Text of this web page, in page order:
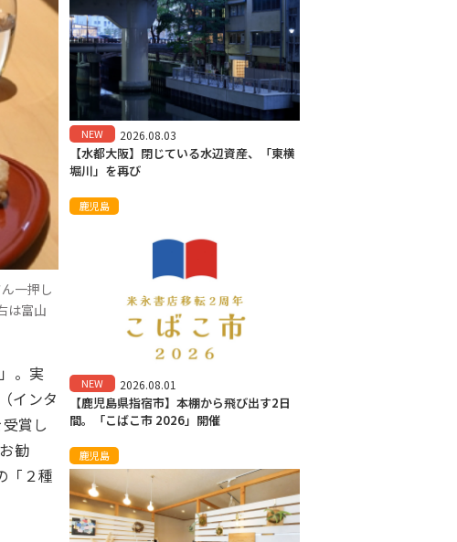
一押し
は富山
。実
（インタ
賞し
勧
「２種
NEW 2026.08.03
【水都大阪】閉じている水辺資産、「東横
堀川」を再び
鹿児島
NEW 2026.08.01
【鹿児島県指宿市】本棚から飛び出す2日
間。「こばこ市 2026」開催
鹿児島